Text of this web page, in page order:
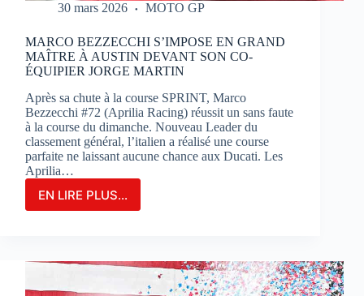
30 mars 2026 MOTO GP
MARCO BEZZECCHI S’IMPOSE EN GRAND
MAÎTRE À AUSTIN DEVANT SON CO-
ÉQUIPIER JORGE MARTIN
Après sa chute à la course SPRINT, Marco
Bezzecchi #72 (Aprilia Racing) réussit un sans faute
à la course du dimanche. Nouveau Leader du
classement général, l’italien a réalisé une course
parfaite ne laissant aucune chance aux Ducati. Les
Aprilia…
EN LIRE PLUS...
MARCO
GRAND